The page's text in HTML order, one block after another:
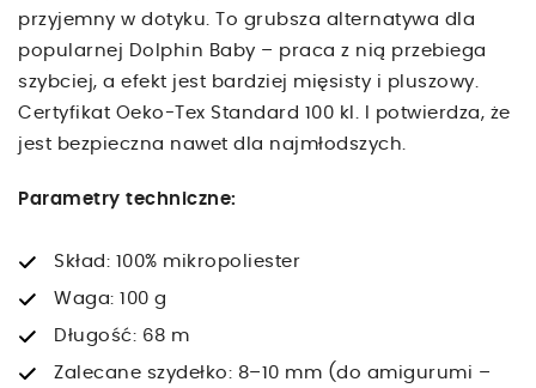
przyjemny w dotyku. To grubsza alternatywa dla
popularnej Dolphin Baby – praca z nią przebiega
szybciej, a efekt jest bardziej mięsisty i pluszowy.
Certyfikat Oeko-Tex Standard 100 kl. I potwierdza, że
jest bezpieczna nawet dla najmłodszych.
Parametry techniczne:
Skład: 100% mikropoliester
Waga: 100 g
Długość: 68 m
Zalecane szydełko: 8–10 mm (do amigurumi –